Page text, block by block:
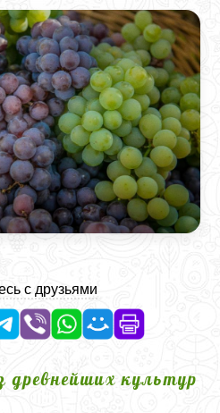
с друзьями
древнейших культур